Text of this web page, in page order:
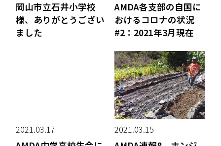
岡山市立石井小学校
様、ありがとうござい
ました
AMDA各支部の自国に
おけるコロナの状況
#2：2021年3月現在
2021.03.17 2021.03.15